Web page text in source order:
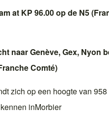
at KP 96.00 op de N5
naarGenève,Gex, Nyon
Comté)
zich op een hoogte van 958
inMorbier